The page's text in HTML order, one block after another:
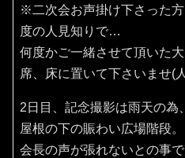
※二次会お声掛け下さった
度の人見知りで…
何度かご一緒させて頂いた
席、床に置いて下さいませ(⁠
2日目、記念撮影は雨天の為、
屋根の下の賑わい広場階段。
会長の声が張れないとの事で